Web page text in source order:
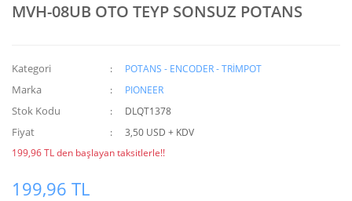
MVH-08UB OTO TEYP SONSUZ POTANS
Kategori POTANS - ENCODER - TRİMPOT
Marka PIONEER
Stok Kodu DLQT1378
Fiyat
3,50 USD + KDV
199,96 TL den başlayan taksitlerle!!
199,96 TL